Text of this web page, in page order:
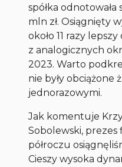
spółka
mln zł. Osiągnięty
około 11 razy
z analogicznych
2023. Warto
nie były obciążone
jednorazowymi.
Jak komentuje
Sobolewski, prezes
półroczu
Cieszy wysoka